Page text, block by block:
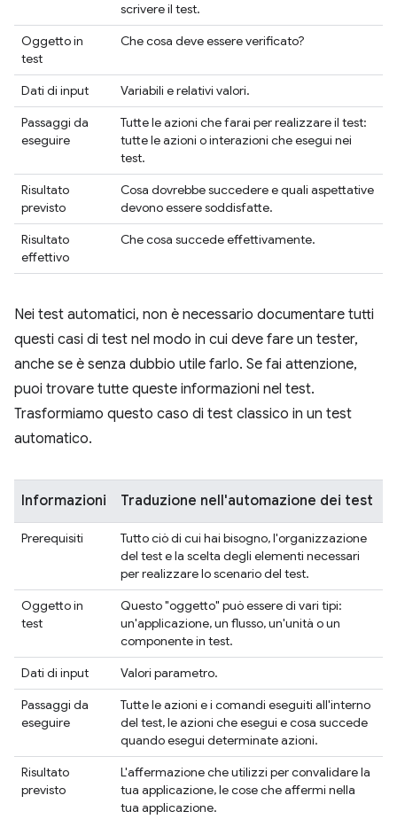
scrivere il test.
Oggetto in
test
Che cosa deve essere verificato?
Dati di input
Variabili e relativi valori.
Passaggi da
eseguire
Tutte le azioni che farai per realizzare il test:
tutte le azioni o interazioni che esegui nei
test.
Risultato
previsto
Cosa dovrebbe succedere e quali aspettative
devono essere soddisfatte.
Risultato
effettivo
Che cosa succede effettivamente.
Nei test automatici, non è necessario documentare tutti
questi casi di test nel modo in cui deve fare un tester,
anche se è senza dubbio utile farlo. Se fai attenzione,
puoi trovare tutte queste informazioni nel test.
Trasformiamo questo caso di test classico in un test
automatico.
Informazioni Traduzione nell'automazione dei test
Prerequisiti
Tutto ciò di cui hai bisogno, l'organizzazione
del test e la scelta degli elementi necessari
per realizzare lo scenario del test.
Oggetto in
test
Questo "oggetto" può essere di vari tipi:
un'applicazione, un flusso, un'unità o un
componente in test.
Dati di input
Valori parametro.
Passaggi da
eseguire
Tutte le azioni e i comandi eseguiti all'interno
del test, le azioni che esegui e cosa succede
quando esegui determinate azioni.
Risultato
previsto
L'affermazione che utilizzi per convalidare la
tua applicazione, le cose che affermi nella
tua applicazione.